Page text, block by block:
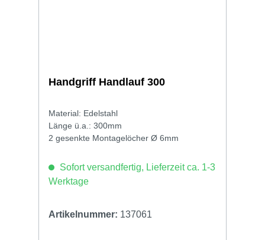
Handgriff Handlauf 300
Material: Edelstahl
Länge ü.a.: 300mm
2 gesenkte Montagelöcher Ø 6mm
Sofort versandfertig, Lieferzeit ca. 1-3
Werktage
Artikelnummer: 137061